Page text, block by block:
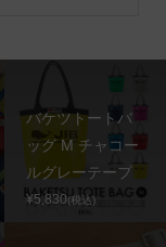
バケツトートバ
ッグ M チャコー
ルグレーテープ
¥5,830(税込)